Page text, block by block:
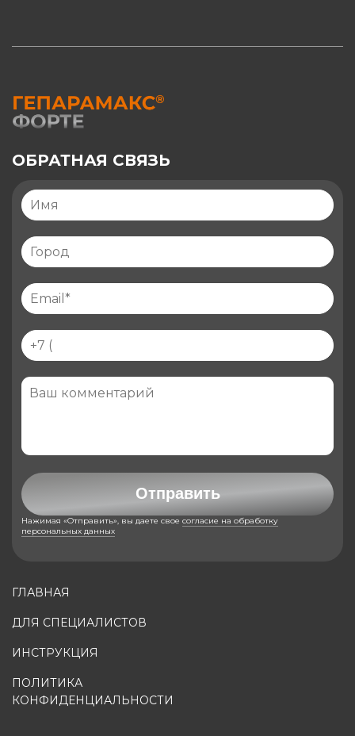
ГЛАВНАЯ
ДЛЯ СПЕЦИАЛИСТОВ
ИНСТРУКЦИЯ
ПОЛИТИКА
КОНФИДЕНЦИАЛЬНОСТИ
ОБРАТНАЯ СВЯЗЬ
Отправить
Нажимая «Отправить», вы даете свое согласие на обработку
персональных данных